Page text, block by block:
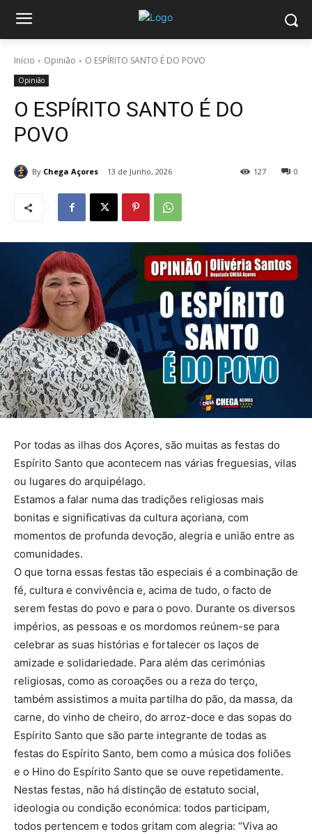
Início Opinião O ESPÍRITO SANTO É DO POVO
Opinião
O ESPÍRITO SANTO É DO
POVO
By Chega Açores 13 de Junho, 2026 0
127
Por todas as ilhas dos Açores, são muitas as festas do
Espírito Santo que acontecem nas várias freguesias, vilas
ou lugares do arquipélago.
Estamos a falar numa das tradições religiosas mais
bonitas e significativas da cultura açoriana, com
momentos de profunda devoção, alegria e união entre as
comunidades.
O que torna essas festas tão especiais é a combinação de
fé, cultura e convivência e, acima de tudo, o facto de
serem festas do povo e para o povo. Durante os diversos
impérios, as pessoas e os mordomos reúnem-se para
celebrar as suas histórias e fortalecer os laços de
amizade e solidariedade. Para além das cerimónias
religiosas, como as coroações ou a reza do terço,
também assistimos a muita partilha do pão, da massa, da
carne, do vinho de cheiro, do arroz-doce e das sopas do
Espírito Santo que são parte integrante de todas as
festas do Espírito Santo, bem como a música dos foliões
e o Hino do Espírito Santo que se ouve repetidamente.
Nestas festas, não há distinção de estatuto social,
ideologia ou condição económica: todos participam,
todos pertencem e todos gritam com alegria: “Viva ao